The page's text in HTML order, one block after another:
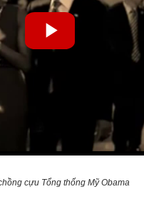
cựu Tổng thống Mỹ Obama